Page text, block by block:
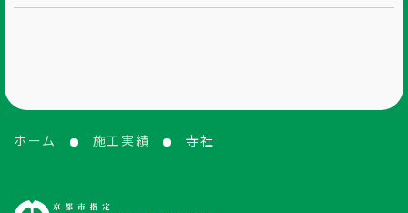
ホーム 施工実績 寺社